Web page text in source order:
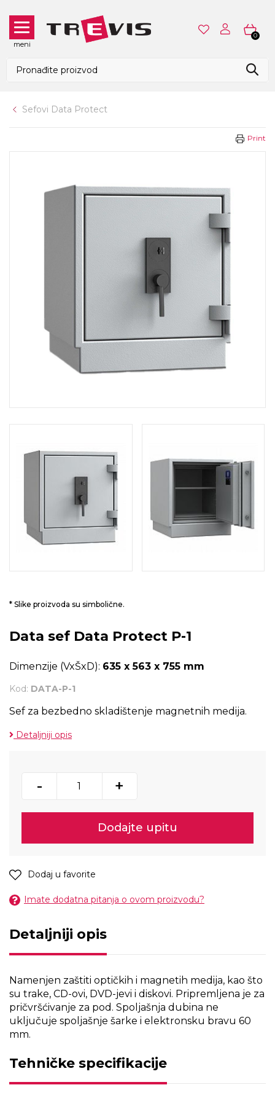
meni
0
Sefovi Data Protect
Print
* Slike proizvoda su simbolične.
Data sef Data Protect P-1
Dimenzije (VxŠxD): 635 x 563 x 755 mm
Kod: DATA-P-1
Sef za bezbedno skladištenje magnetnih medija.
Detaljniji opis
- +
Dodajte upitu
Dodaj u favorite
Imate dodatna pitanja o ovom proizvodu?
Detaljniji opis
Namenjen zaštiti optičkih i magnetih medija, kao što
su trake, CD-ovi, DVD-jevi i diskovi. Pripremljena je za
pričvršćivanje za pod. Spoljašnja dubina ne
uključuje spoljašnje šarke i elektronsku bravu 60
mm.
Tehničke specifikacije